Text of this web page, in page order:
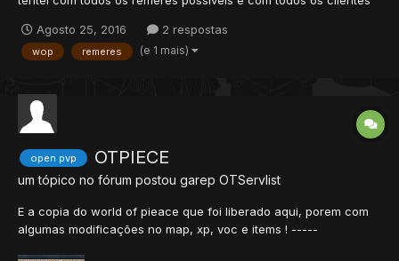
sempre diferentes. obs: já troquei itens.otb
Agosto 25, 2016 2 respostas
wop remeres (e 1 mais)
open pvp OTPIECE
um tópico no fórum postou garep OTServlist
E a copia do world of pieace que foi liberado aqui, porem com
algumas modificações no map, xp, voc e items ! -----